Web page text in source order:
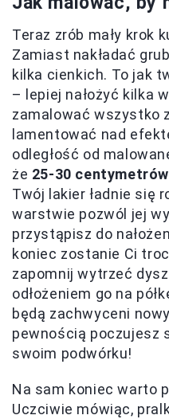
Teraz zrób mały krok
Zamiast nakładać
kilka cienkich. To jak
– lepiej nałożyć kilka
zamalować wszystko
lamentować nad
odległość od
że 25-30 centymetrów
Twój lakier ładnie się
warstwie pozwól jej
przystąpisz do
koniec zostanie Ci
zapomnij wytrzeć
odłożeniem go na
będą zachwyceni
pewnością poczujesz
swoim podwórku!
Na sam koniec warto
Uczciwie mówiąc,